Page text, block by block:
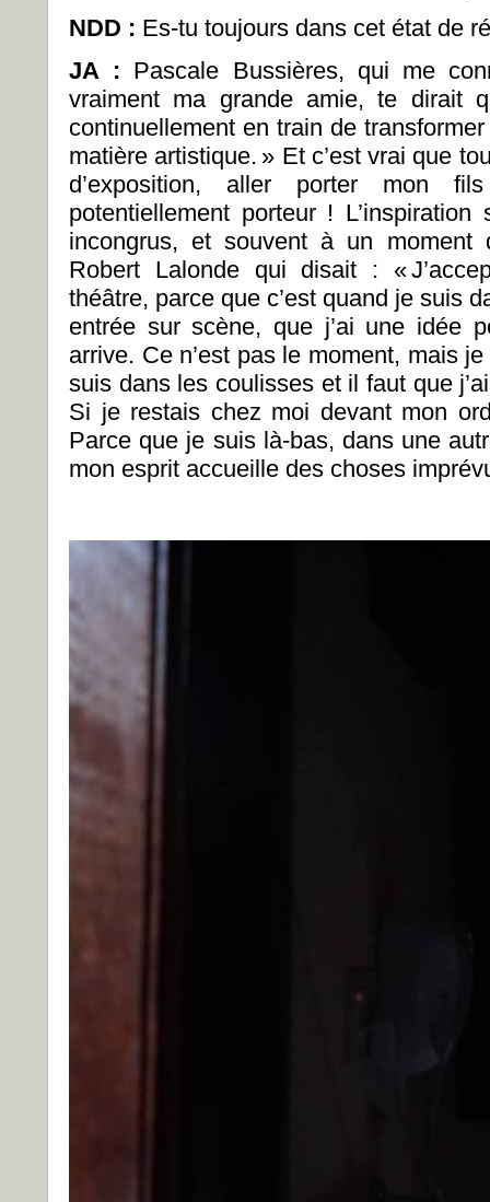
NDD : Es-tu toujours dans cet état de
JA : Pascale Bussières, qui me
vraiment ma grande amie, te dirait
continuellement en train de
matière artistique. » Et c’est vrai que
d’exposition, aller porter mon
potentiellement porteur !
incongrus, et souvent à un moment
Robert Lalonde qui disait : «
théâtre, parce que c’est quand je suis
entrée sur scène, que j’ai une idée
arrive. Ce n’est pas le moment, mais
suis dans les coulisses et il faut que
Si je restais chez moi devant mon
Parce que je suis là-bas, dans une
mon esprit accueille des choses